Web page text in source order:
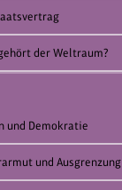
der Weltraum?
und Demokratie
und Ausgrenzung